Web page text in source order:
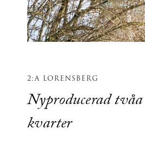
2:A LORENSBERG
Nyproducerad
kvarter